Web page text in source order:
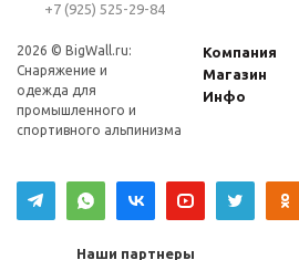
+7 (925) 525-29-84
2026 © BigWall.ru:
Снаряжение и
одежда для
промышленного и
спортивного альпинизма
Компания
Магазин
Инфо
Наши партнеры